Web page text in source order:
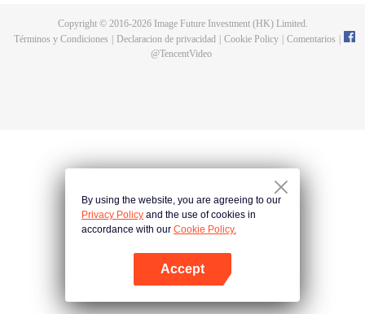
puede elegir estrellas; El nuevo sistema de utensilios del alma que condujo
al declive de la Secta Tang... Hay muchos secretos por revelar.
Copyright © 2016-2026Image Future Investment (HK) Limited.
Términos y Condiciones
Declaracion de privacidad Cookie Policy Comentarios
@TencentVideo
By using the website, you are agreeing to our
Privacy Policy and the use of cookies in
accordance with our Cookie Policy.
Accept